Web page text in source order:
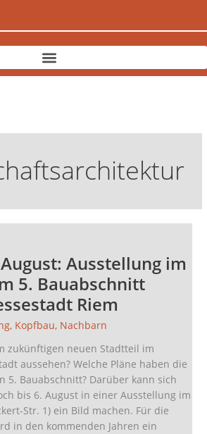
Ausstellung im
5. Bauabschnitt
Riem
, Kopfbau, Nachbarn
zukünftigen neuen Stadtteil im
aussehen? Welche Pläne haben die
5. Bauabschnitt? Darüber kann sich
bis 6. August in einer Ausstellung im
Str. 1) ein Bild machen. Für die
in den kommenden Jahren ein